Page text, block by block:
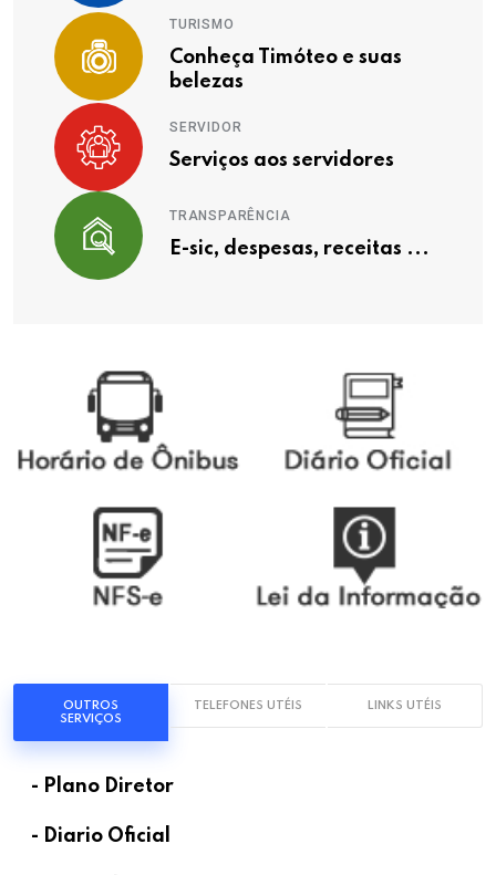
TURISMO
Conheça Timóteo e suas
belezas
SERVIDOR
Serviços aos servidores
TRANSPARÊNCIA
E-sic, despesas, receitas ...
OUTROS
SERVIÇOS
TELEFONES UTÉIS LINKS UTÉIS
- Plano Diretor
- Diario Oficial